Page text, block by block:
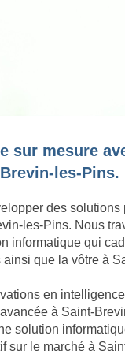
sur mesure
les-Pins.
des
les-Pins. Nous
informatique qui
que la vôtre à
en
à Saint-
solution
sur le marché à